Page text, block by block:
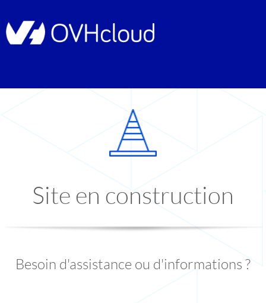
Site en construction
Besoin d'assistance ou d'informations ?